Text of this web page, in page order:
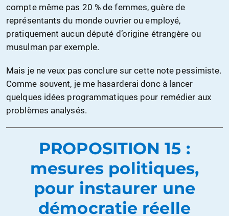
compte même pas 20 % de femmes, guère de
représentants du monde ouvrier ou employé,
pratiquement aucun député d’origine étrangère ou
musulman par exemple.
Mais je ne veux pas conclure sur cette note pessimiste.
Comme souvent, je me hasarderai donc à lancer
quelques idées programmatiques pour remédier aux
problèmes analysés.
PROPOSITION 15 :
mesures politiques,
pour instaurer une
démocratie réelle